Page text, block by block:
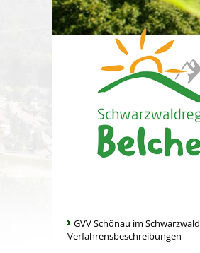
GVV Schönau im Schwarzwald
Verfahrensbeschreibungen